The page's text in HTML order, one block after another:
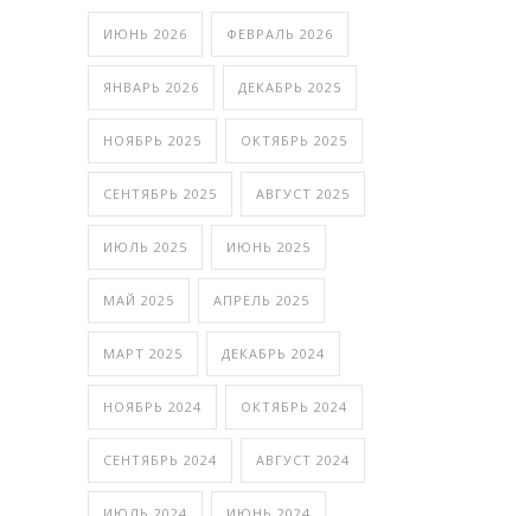
ИЮНЬ 2026 ФЕВРАЛЬ 2026
ЯНВАРЬ 2026 ДЕКАБРЬ 2025
НОЯБРЬ 2025 ОКТЯБРЬ 2025
СЕНТЯБРЬ 2025 АВГУСТ 2025
ИЮЛЬ 2025 ИЮНЬ 2025
МАЙ 2025 АПРЕЛЬ 2025
МАРТ 2025 ДЕКАБРЬ 2024
НОЯБРЬ 2024 ОКТЯБРЬ 2024
СЕНТЯБРЬ 2024 АВГУСТ 2024